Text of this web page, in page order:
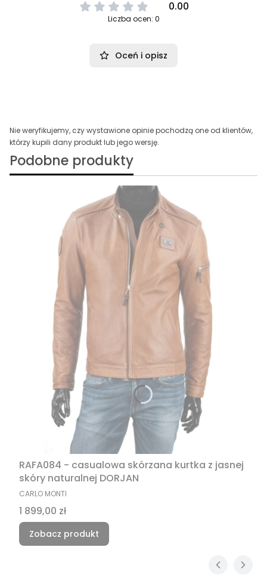
0.00
Liczba ocen: 0
Oceń i opisz
Nie weryfikujemy, czy wystawione opinie pochodzą one od klientów,
którzy kupili dany produkt lub jego wersję.
Podobne produkty
RAFA084 - casualowa skórzana kurtka z jasnej
skóry naturalnej DORJAN
PRODUCENT
CARLO MONTI
Cena
1 899,00 zł
Zobacz produkt